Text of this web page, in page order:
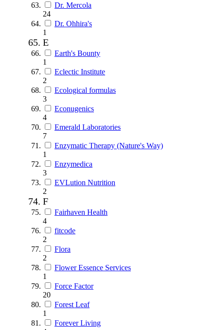
Dr. Mercola
24
Dr. Ohhira's
1
E
Earth's Bounty
1
Eclectic Institute
2
Ecological formulas
3
Econugenics
4
Emerald Laboratories
7
Enzymatic Therapy (Nature's Way)
1
Enzymedica
3
EVLution Nutrition
2
F
Fairhaven Health
4
fitcode
2
Flora
2
Flower Essence Services
1
Force Factor
20
Forest Leaf
1
Forever Living